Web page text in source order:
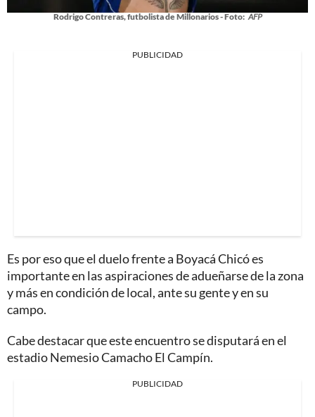
Rodrigo Contreras, futbolista de Millonarios - Foto: AFP
PUBLICIDAD
Es por eso que el duelo frente a Boyacá Chicó es
importante en las aspiraciones de adueñarse de la zona
y más en condición de local, ante su gente y en su
campo.
Cabe destacar que este encuentro se disputará en el
estadio Nemesio Camacho El Campín.
PUBLICIDAD